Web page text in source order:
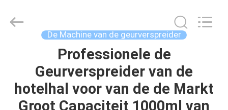
PRODUCTEN
Industrial
De Machine van de geurverspreider
Professionele de
Geurverspreider van de
hotelhal voor van de de Markt
Groot Capaciteit 1000ml van